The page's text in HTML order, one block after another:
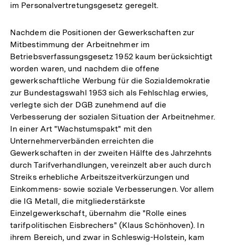
im Personalvertretungsgesetz geregelt.
Nachdem die Positionen der Gewerkschaften zur
Mitbestimmung der Arbeitnehmer im
Betriebsverfassungsgesetz 1952 kaum berücksichtigt
worden waren, und nachdem die offene
gewerkschaftliche Werbung für die Sozialdemokratie
zur Bundestagswahl 1953 sich als Fehlschlag erwies,
verlegte sich der DGB zunehmend auf die
Verbesserung der sozialen Situation der Arbeitnehmer.
In einer Art "Wachstumspakt" mit den
Unternehmerverbänden erreichten die
Gewerkschaften in der zweiten Hälfte des Jahrzehnts
durch Tarifverhandlungen, vereinzelt aber auch durch
Streiks erhebliche Arbeitszeitverkürzungen und
Einkommens- sowie soziale Verbesserungen. Vor allem
die IG Metall, die mitgliederstärkste
Einzelgewerkschaft, übernahm die "Rolle eines
tarifpolitischen Eisbrechers" (Klaus Schönhoven). In
ihrem Bereich, und zwar in Schleswig-Holstein, kamZum